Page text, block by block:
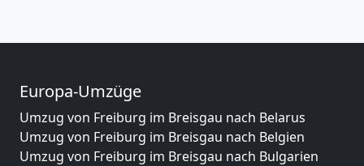
Europa-Umzüge
Umzug von Freiburg im Breisgau nach Belarus
Umzug von Freiburg im Breisgau nach Belgien
Umzug von Freiburg im Breisgau nach Bulgarien